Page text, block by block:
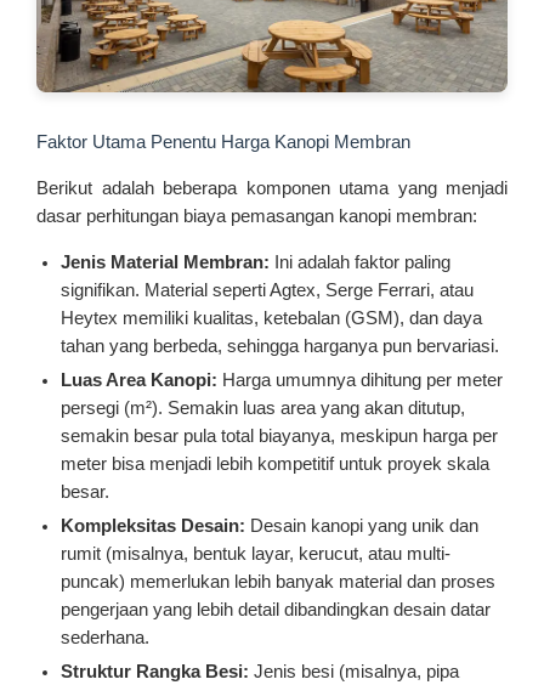
Faktor Utama Penentu Harga Kanopi Membran
Berikut adalah beberapa komponen utama yang menjadi
dasar perhitungan biaya pemasangan kanopi membran:
Jenis Material Membran: Ini adalah faktor paling
signifikan. Material seperti Agtex, Serge Ferrari, atau
Heytex memiliki kualitas, ketebalan (GSM), dan daya
tahan yang berbeda, sehingga harganya pun bervariasi.
Luas Area Kanopi: Harga umumnya dihitung per meter
persegi (m²). Semakin luas area yang akan ditutup,
semakin besar pula total biayanya, meskipun harga per
meter bisa menjadi lebih kompetitif untuk proyek skala
besar.
Kompleksitas Desain: Desain kanopi yang unik dan
rumit (misalnya, bentuk layar, kerucut, atau multi-
puncak) memerlukan lebih banyak material dan proses
pengerjaan yang lebih detail dibandingkan desain datar
sederhana.
Struktur Rangka Besi: Jenis besi (misalnya, pipa